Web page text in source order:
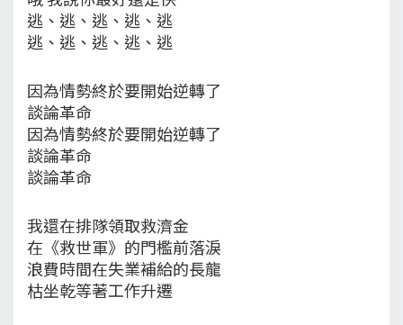
逃、逃、逃、逃、逃
逃、逃、逃、逃、逃
因為情勢終於要開始逆轉了
談論革命
因為情勢終於要開始逆轉了
談論革命
談論革命
我還在排隊領取救濟金
在《救世軍》的門檻前落淚
浪費時間在失業補給的長龍
枯坐乾等著工作升遷